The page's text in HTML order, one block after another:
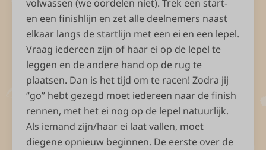
volwassen (we oordelen niet). Trek een start-
en een finishlijn en zet alle deelnemers naast
elkaar langs de startlijn met een ei en een lepel.
Vraag iedereen zijn of haar ei op de lepel te
leggen en de andere hand op de rug te
plaatsen. Dan is het tijd om te racen! Zodra jij
“go” hebt gezegd moet iedereen naar de finish
rennen, met het ei nog op de lepel natuurlijk.
Als iemand zijn/haar ei laat vallen, moet
diegene opnieuw beginnen. De eerste over de